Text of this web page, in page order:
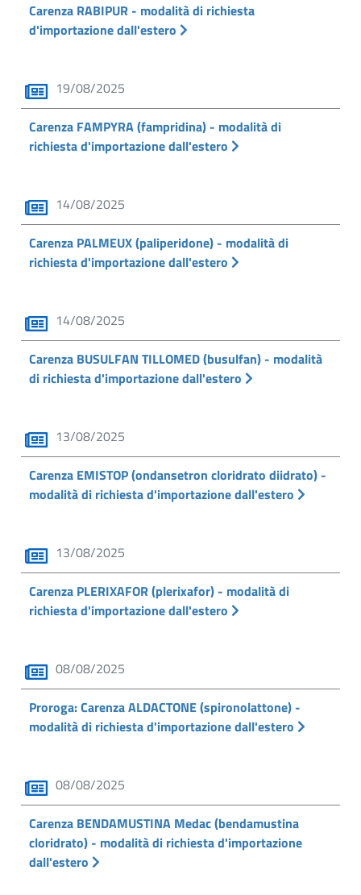
Carenza RABIPUR - modalità di richiesta
d'importazione dall'estero
19/08/2025
Carenza FAMPYRA (fampridina) - modalità di
richiesta d'importazione dall'estero
14/08/2025
Carenza PALMEUX (paliperidone) - modalità di
richiesta d'importazione dall'estero
14/08/2025
Carenza BUSULFAN TILLOMED (busulfan) - modalità
di richiesta d'importazione dall'estero
13/08/2025
Carenza EMISTOP (ondansetron cloridrato diidrato) -
modalità di richiesta d'importazione dall'estero
13/08/2025
Carenza PLERIXAFOR (plerixafor) - modalità di
richiesta d'importazione dall'estero
08/08/2025
Proroga: Carenza ALDACTONE (spironolattone) -
modalità di richiesta d'importazione dall'estero
08/08/2025
Carenza BENDAMUSTINA Medac (bendamustina
cloridrato) - modalità di richiesta d'importazione
dall'estero